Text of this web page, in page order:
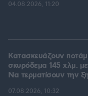
04.08.2026, 11:20
Κατασκευάζουν
σκυρόδεμα 145 χλμ.
Να τερματίσουν την
07.08.2026, 10:32